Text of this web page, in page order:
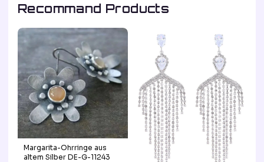
Recommand Products
Margarita-Ohrringe aus
altem Silber DE-G-11243